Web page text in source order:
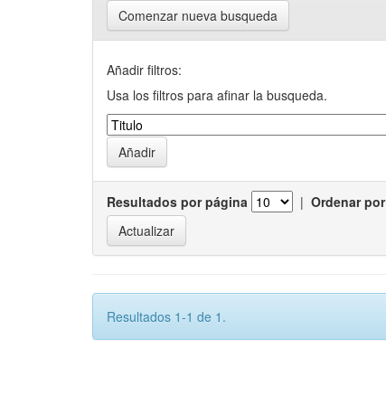
Comenzar nueva busqueda
Añadir filtros:
Usa los filtros para afinar la busqueda.
Resultados por página | Ordenar por
Resultados 1-1 de 1.